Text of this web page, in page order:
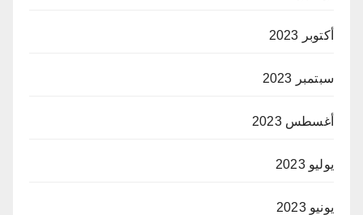
أكتوبر 2023
سبتمبر 2023
أغسطس 2023
يوليو 2023
يونيو 2023